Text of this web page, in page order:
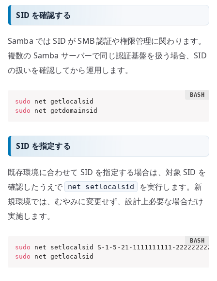
SID を確認する
Samba では SID が SMB 認証や権限管理に関わります。
複数の Samba サーバーで同じ認証基盤を扱う場合、SID
の扱いを確認してから運用します。
sudo
sudo net getdomainsid
SID を指定する
既存環境に合わせて SID を指定する場合は、対象 SID を
確認したうえで
net setlocalsid
を実行します。新
規環境では、むやみに変更せず、設計上必要な場合だけ
実施します。
sudo
sudo net getlocalsid